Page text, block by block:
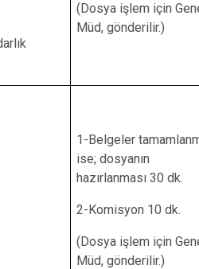
(Dosya işlem için
Müd, gönderilir.)
1-Belgeler
ise; dosyanın
hazırlanması 30 dk.
2-Komisyon 10 dk.
(Dosya işlem için
Müd, gönderilir.)